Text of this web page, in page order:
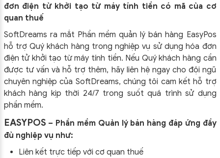
đơn điện tử khởi tạo từ máy tính tiền có mã của cơ
quan thuế
SoftDreams ra mắt Phần mềm quản lý bán hàng EasyPos
hỗ trợ Quý khách hàng trong nghiệp vụ sử dụnghóa đơn
điện tử khởi tạo từ máy tính tiền. Nếu Quý khách hàng cần
được tư vấn và hỗ trợ thêm, hãy liên hệ ngay cho đội ngũ
chuyên nghiệp của SoftDreams, chúng tôi cam kết hỗ trợ
khách hàng kịp thời 24/7 trong suốt quá trình sử dụng
phần mềm.
EASYPOS – Phần mềm Quản lý bán hàng đáp ứng đầy
đủ nghiệp vụ như:
Liên kết trực tiếp với cơ quan thuế